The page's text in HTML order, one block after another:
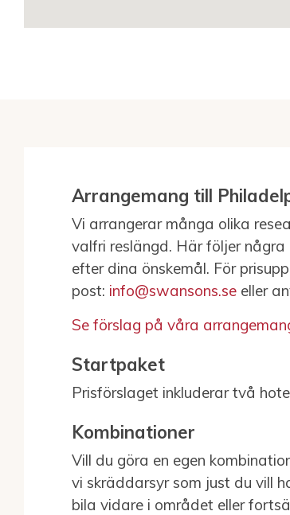
Arrangemang till
Vi arrangerar många olika
valfri reslängd. Här följer några
efter dina önskemål. För
post: info@swansons.se eller
Se förslag på våra
Startpaket
Prisförslaget inkluderar två
Kombinationer
Vill du göra en egen
vi skräddarsyr som just du vill
bila vidare i området eller